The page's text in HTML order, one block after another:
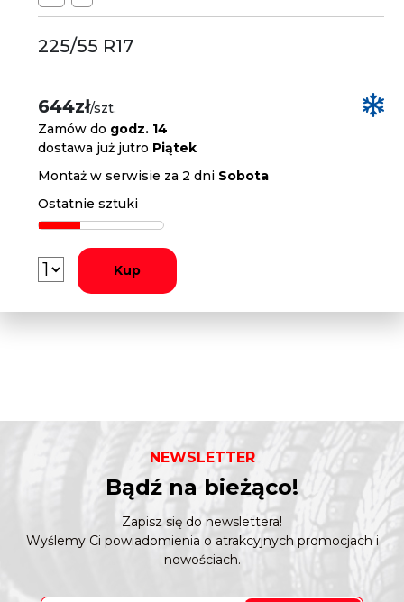
225/55 R17
644zł/szt.
Zamów do godz. 14
dostawa już jutro Piątek
Montaż w serwisie za 2 dni Sobota
Ostatnie sztuki
Kup
NEWSLETTER
Bądź na bieżąco!
Zapisz się do newslettera!
Wyślemy Ci powiadomienia o atrakcyjnych promocjach i
nowościach.